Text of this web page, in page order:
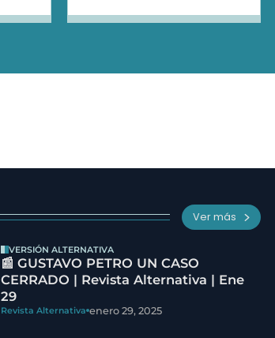
Ver más
VERSIÓN ALTERNATIVA
📰 GUSTAVO PETRO UN CASO
CERRADO | Revista Alternativa | Ene
29
Revista Alternativa enero 29, 2025